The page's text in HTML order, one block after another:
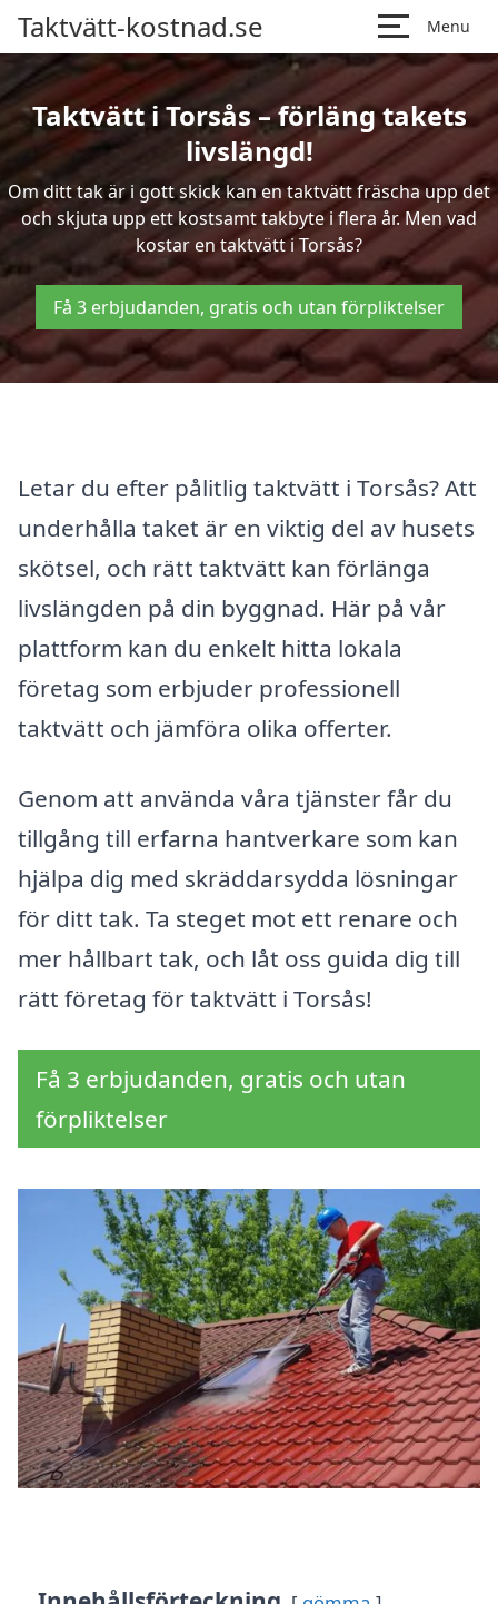
Taktvätt-kostnad.se Menu
Taktvätt i Torsås – förläng takets
livslängd!
Om ditt tak är i gott skick kan en taktvätt fräscha upp det
och skjuta upp ett kostsamt takbyte i flera år. Men vad
kostar en taktvätt i Torsås?
Få 3 erbjudanden, gratis och utan förpliktelser
Letar du efter pålitlig taktvätt i Torsås? Att
underhålla taket är en viktig del av husets
skötsel, och rätt taktvätt kan förlänga
livslängden på din byggnad. Här på vår
plattform kan du enkelt hitta lokala
företag som erbjuder professionell
taktvätt och jämföra olika offerter.
Genom att använda våra tjänster får du
tillgång till erfarna hantverkare som kan
hjälpa dig med skräddarsydda lösningar
för ditt tak. Ta steget mot ett renare och
mer hållbart tak, och låt oss guida dig till
rätt företag för taktvätt i Torsås!
Få 3 erbjudanden, gratis och utan
förpliktelser